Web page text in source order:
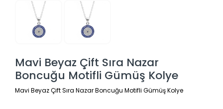
Mavi Beyaz Çift Sıra Nazar
Boncuğu Motifli Gümüş Kolye
Mavi Beyaz Çift Sıra Nazar Boncuğu Motifli Gümüş Kolye